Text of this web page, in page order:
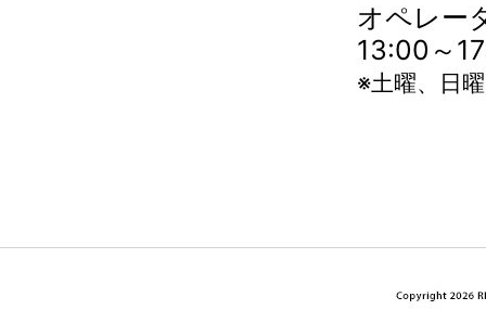
オペレー
13:00～
※土曜、日